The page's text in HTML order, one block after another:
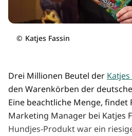
© Katjes Fassin
Drei Millionen Beutel der
den Warenkörben der
Eine beachtliche Menge, findet
Marketing Manager bei Katjes
Hundjes-Produkt war ein